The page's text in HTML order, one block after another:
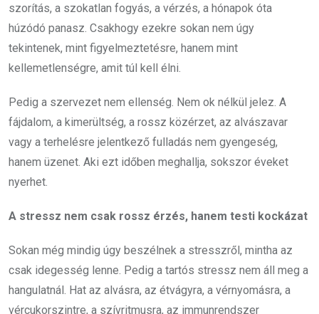
szorítás, a szokatlan fogyás, a vérzés, a hónapok óta
húzódó panasz. Csakhogy ezekre sokan nem úgy
tekintenek, mint figyelmeztetésre, hanem mint
kellemetlenségre, amit túl kell élni.
Pedig a szervezet nem ellenség. Nem ok nélkül jelez. A
fájdalom, a kimerültség, a rossz közérzet, az alvászavar
vagy a terhelésre jelentkező fulladás nem gyengeség,
hanem üzenet. Aki ezt időben meghallja, sokszor éveket
nyerhet.
A stressz nem csak rossz érzés, hanem testi kockázat
Sokan még mindig úgy beszélnek a stresszről, mintha az
csak idegesség lenne. Pedig a tartós stressz nem áll meg a
hangulatnál. Hat az alvásra, az étvágyra, a vérnyomásra, a
vércukorszintre, a szívritmusra, az immunrendszer